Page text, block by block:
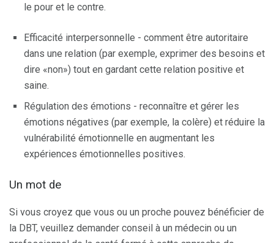
le pour et le contre.
Efficacité interpersonnelle - comment être autoritaire
dans une relation (par exemple, exprimer des besoins et
dire «non») tout en gardant cette relation positive et
saine.
Régulation des émotions - reconnaître et gérer les
émotions négatives (par exemple, la colère) et réduire la
vulnérabilité émotionnelle en augmentant les
expériences émotionnelles positives.
Un mot de
Si vous croyez que vous ou un proche pouvez bénéficier de
la DBT, veuillez demander conseil à un médecin ou un